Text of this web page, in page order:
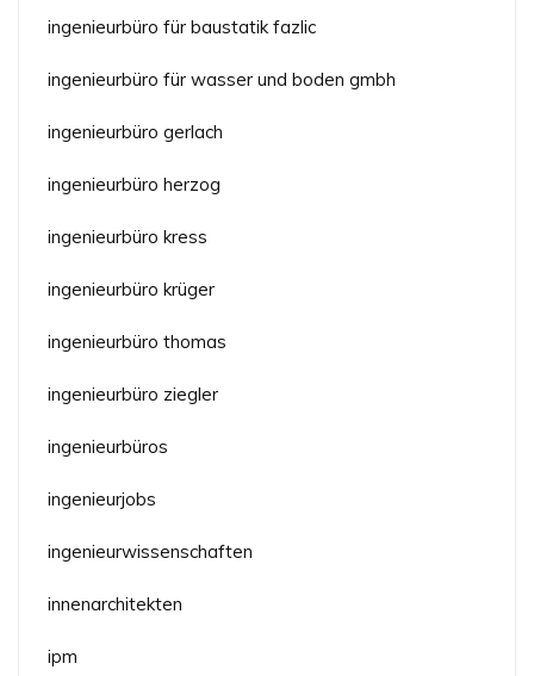
ingenieurbüro für baustatik fazlic
ingenieurbüro für wasser und boden gmbh
ingenieurbüro gerlach
ingenieurbüro herzog
ingenieurbüro kress
ingenieurbüro krüger
ingenieurbüro thomas
ingenieurbüro ziegler
ingenieurbüros
ingenieurjobs
ingenieurwissenschaften
innenarchitekten
ipm